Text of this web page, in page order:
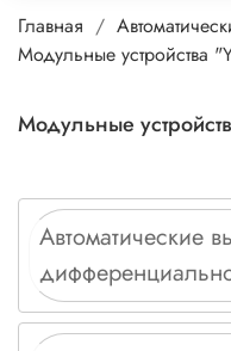
Главная
Модульные устройства
Модульные
Автоматические